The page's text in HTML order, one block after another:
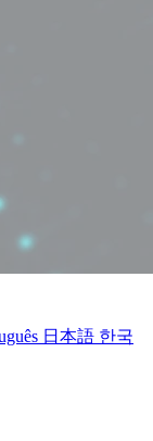
日本語 한국